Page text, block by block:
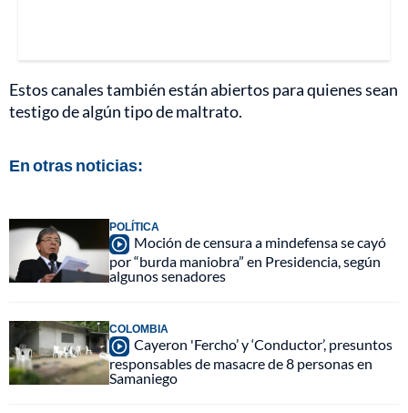
Estos canales también están abiertos para quienes sean
testigo de algún tipo de maltrato.
En otras noticias:
POLÍTICA
Moción de censura a mindefensa se cayó
por “burda maniobra” en Presidencia, según
algunos senadores
COLOMBIA
Cayeron 'Fercho’ y ‘Conductor’, presuntos
responsables de masacre de 8 personas en
Samaniego